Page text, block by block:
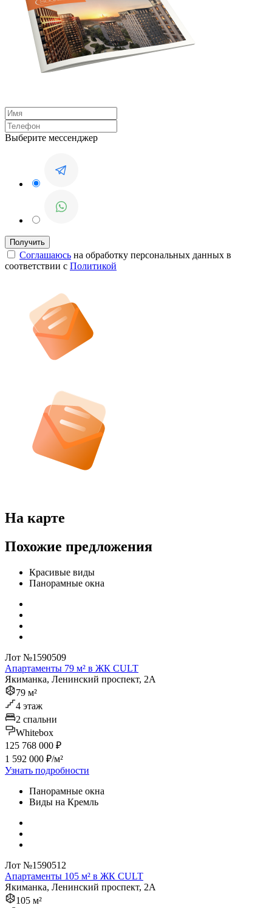
Выберите мессенджер
Соглашаюсь на обработку персональных данных в
соответствии с Политикой
На карте
Похожие предложения
Красивые виды
Панорамные окна
Лот №1590509
Апартаменты 79 м² в ЖК CULT
Якиманка, Ленинский проспект, 2А
79 м²
4 этаж
2 спальни
Whitebox
125 768 000 ₽
1 592 000 ₽/м²
Узнать подробности
Панорамные окна
Виды на Кремль
Лот №1590512
Апартаменты 105 м² в ЖК CULT
Якиманка, Ленинский проспект, 2А
105 м²